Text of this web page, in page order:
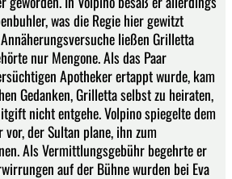
was die Regie hier gewitzt
ließen Grilletta
nur Mengone. Als das Paar
Apotheker ertappt wurde, kam
Gedanken, Grilletta selbst zu heiraten,
nicht entgehe. Volpino spiegelte dem
der Sultan plane, ihn zum
Als Vermittlungsgebühr begehrte er
auf der Bühne wurden bei Eva